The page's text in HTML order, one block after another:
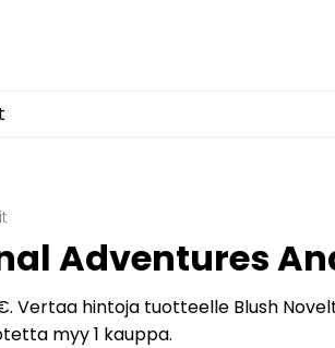
Adventures
Vertaa hintoja tuotteelle Blush
myy 1 kauppa.